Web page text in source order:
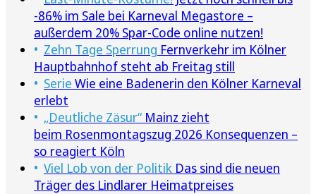
-86% im Sale bei Karneval Megastore –
außerdem 20% Spar-Code online nutzen!
Zehn Tage Sperrung Fernverkehr im Kölner
Hauptbahnhof steht ab Freitag still
Serie Wie eine Badenerin den Kölner Karneval
erlebt
„Deutliche Zäsur“ Mainz zieht
beim Rosenmontagszug 2026 Konsequenzen –
so reagiert Köln
Viel Lob von der Politik Das sind die neuen
Träger des Lindlarer Heimatpreises